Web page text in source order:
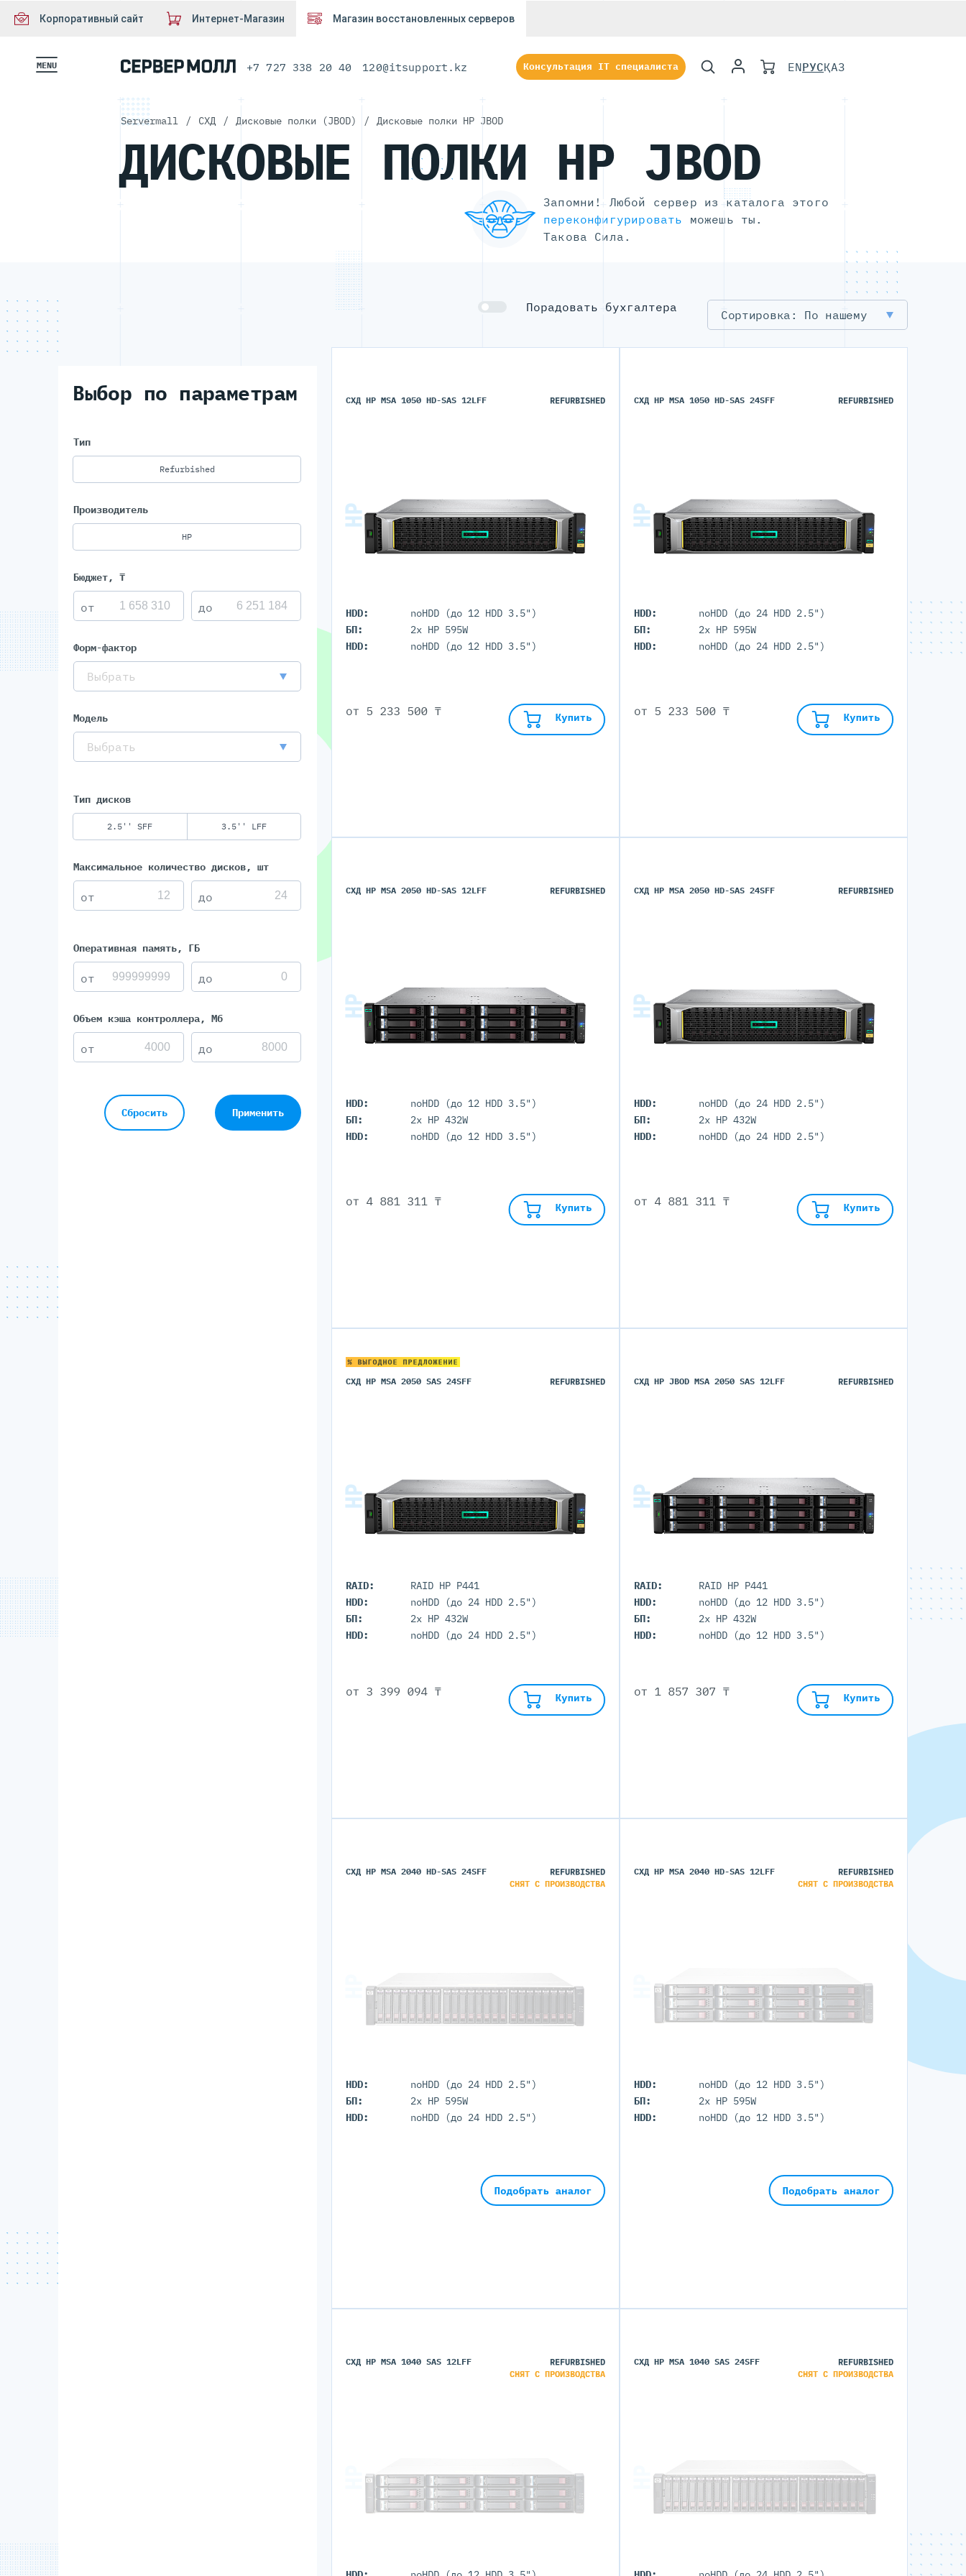
Корпоративный сайт Интернет-Магазин Магазин восстановленных серверов
MENU +7 727 338 20 40 120@itsupport.kz Консультация IT специалиста ENРУСҚАЗ
Servermall / СХД / Дисковые полки (JBOD) / Дисковые полки HP JBOD
ДИСКОВЫЕ ПОЛКИ HP JBOD
Запомни! Любой сервер из каталога этого
переконфигурировать можешь ты.
Такова Сила.
Выбор по параметрам
Тип
Refurbished
Производитель
HP
Бюджет, ₸
Форм-фактор
Выбрать
Модель
Выбрать
Тип дисков
2.5'' SFF 3.5'' LFF
Максимальное количество дисков, шт
Оперативная память, ГБ
Объем кэша контроллера, Мб
Сбросить Применить
Порадовать бухгалтера
По нашему
СХД HP MSA 1050 HD-SAS 12LFF REFURBISHED
HDD:
noHDD (до 12 HDD 3.5")
БП:
2x HP 595W
HDD:
noHDD (до 12 HDD 3.5")
от 5 233 500 ₸ Купить
СХД HP MSA 1050 HD-SAS 24SFF REFURBISHED
HDD:
noHDD (до 24 HDD 2.5")
БП:
2x HP 595W
HDD:
noHDD (до 24 HDD 2.5")
от 5 233 500 ₸ Купить
СХД HP MSA 2050 HD-SAS 12LFF REFURBISHED
HDD:
noHDD (до 12 HDD 3.5")
БП:
2x HP 432W
HDD:
noHDD (до 12 HDD 3.5")
от 4 881 311 ₸ Купить
СХД HP MSA 2050 HD-SAS 24SFF REFURBISHED
HDD:
noHDD (до 24 HDD 2.5")
БП:
2x HP 432W
HDD:
noHDD (до 24 HDD 2.5")
от 4 881 311 ₸ Купить
% ВЫГОДНОЕ ПРЕДЛОЖЕНИЕ
СХД HP MSA 2050 SAS 24SFF REFURBISHED
RAID:
RAID HP P441
HDD:
noHDD (до 24 HDD 2.5")
БП:
2x HP 432W
HDD:
noHDD (до 24 HDD 2.5")
от 3 399 094 ₸ Купить
СХД HP JBOD MSA 2050 SAS 12LFF REFURBISHED
RAID:
RAID HP P441
HDD:
noHDD (до 12 HDD 3.5")
БП:
2x HP 432W
HDD:
noHDD (до 12 HDD 3.5")
от 1 857 307 ₸ Купить
СХД HP MSA 2040 HD-SAS 24SFF
REFURBISHED
СНЯТ С ПРОИЗВОДСТВА
HDD:
noHDD (до 24 HDD 2.5")
БП:
2x HP 595W
HDD:
noHDD (до 24 HDD 2.5")
Подобрать аналог
СХД HP MSA 2040 HD-SAS 12LFF
REFURBISHED
СНЯТ С ПРОИЗВОДСТВА
HDD:
noHDD (до 12 HDD 3.5")
БП:
2x HP 595W
HDD:
noHDD (до 12 HDD 3.5")
Подобрать аналог
СХД HP MSA 1040 SAS 12LFF
REFURBISHED
СНЯТ С ПРОИЗВОДСТВА
СХД HP MSA 1040 SAS 24SFF
REFURBISHED
СНЯТ С ПРОИЗВОДСТВА